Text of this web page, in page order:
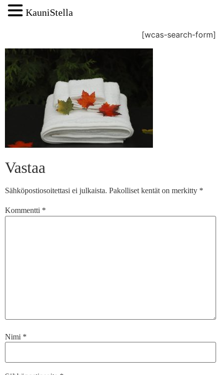
[wcas-search-form]
Vastaa
Sähköpostiosoitettasi ei julkaista. Pakolliset kentät on merkitty *
Kommentti *
Nimi *
KauniStella